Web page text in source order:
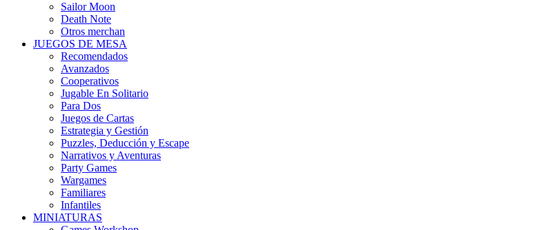
Sailor Moon
Death Note
Otros merchan
JUEGOS DE MESA
Recomendados
Avanzados
Cooperativos
Jugable En Solitario
Para Dos
Juegos de Cartas
Estrategia y Gestión
Puzzles, Deducción y Escape
Narrativos y Aventuras
Party Games
Wargames
Familiares
Infantiles
MINIATURAS